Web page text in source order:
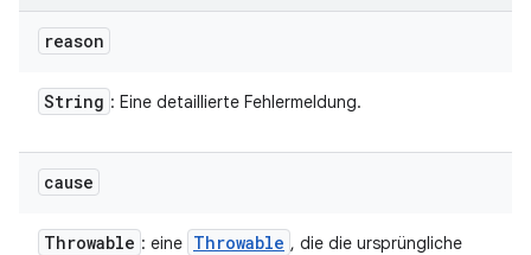
reason
String : Eine detaillierte Fehlermeldung.
cause
Throwable : eine Throwable , die die ursprüngliche